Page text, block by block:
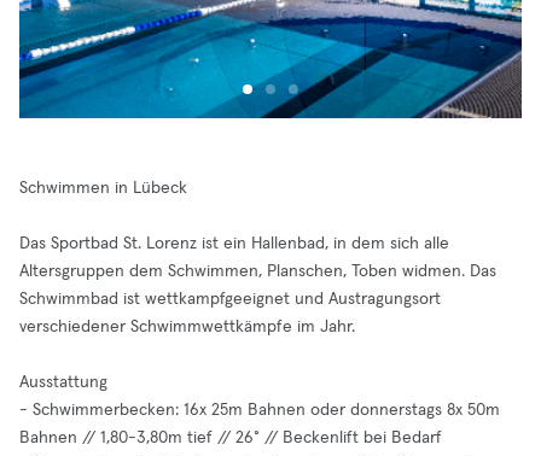
Schwimmen in Lübeck
Das Sportbad St. Lorenz ist ein Hallenbad, in dem sich alle
Altersgruppen dem Schwimmen, Planschen, Toben widmen. Das
Schwimmbad ist wettkampfgeeignet und Austragungsort
verschiedener Schwimmwettkämpfe im Jahr.
Ausstattung
- Schwimmerbecken: 16x 25m Bahnen oder donnerstags 8x 50m
Bahnen // 1,80-3,80m tief // 26° // Beckenlift bei Bedarf